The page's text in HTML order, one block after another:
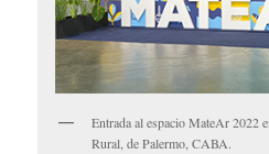
Entrada al espacio MateAr 2022
Rural, de Palermo, CABA.